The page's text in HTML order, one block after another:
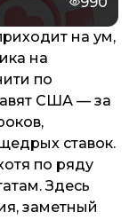
на ум,
на
по
США — за
ставок.
по ряду
Здесь
заметный